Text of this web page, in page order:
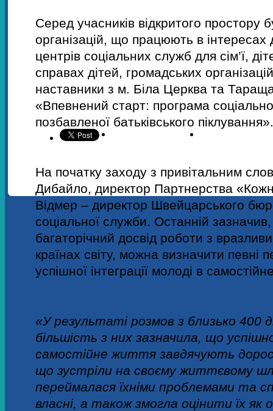
Серед учасників відкритого простору
організацій, що працюють в інтересах
центрів соціальних служб для сім’ї,
справах дітей, громадських
наставники з м. Біла Церква та Тараща,
«Впевнений старт: програма
позбавленої батьківського піклування».
На початку заходу з привітальним
Дибайло, директор Партнерства
Відмер – директор Швейцарського
соціальної служби. Останній
багаторічний досвід роботи з
країнах світу, можна визначити певні
успішної інтеграції молоді в
«У результаті розмов з близько 400
більшість з них зазначила, що
самостійне життя завдячують
що зустріли на своєму життєвому
переймалася їхніми проблемами та
власні, а також змогла оцінити їх